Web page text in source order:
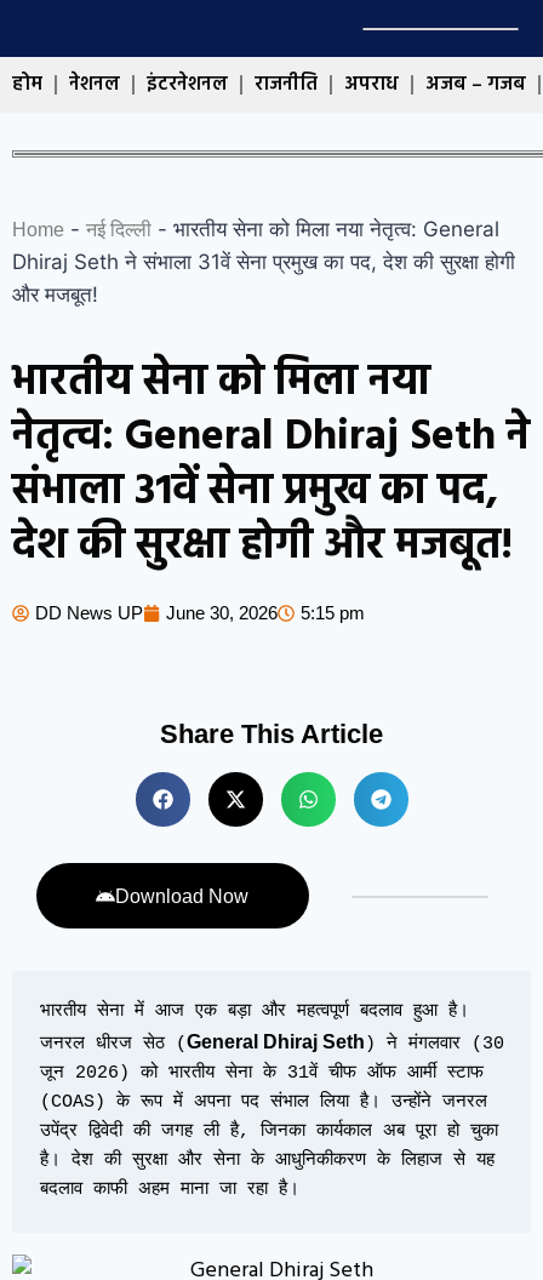
होम नेशनल इंटरनेशनल राजनीति अपराध अजब – गजब
Home - नई दिल्ली - भारतीय सेना को मिला नया नेतृत्व: General
Dhiraj Seth ने संभाला 31वें सेना प्रमुख का पद, देश की सुरक्षा होगी
और मजबूत!
भारतीय सेना को मिला नया
नेतृत्व: General Dhiraj Seth ने
संभाला 31वें सेना प्रमुख का पद,
देश की सुरक्षा होगी और मजबूत!
DD News UP June 30, 2026 5:15 pm
Share This Article
Download Now
भारतीय सेना में आज एक बड़ा और महत्वपूर्ण बदलाव हुआ है।
जनरल धीरज सेठ (General Dhiraj Seth ) ने मंगलवार (30
जून 2026) को भारतीय सेना के 31वें चीफ ऑफ आर्मी स्टाफ
(COAS) के रूप में अपना पद संभाल लिया है। उन्होंने जनरल
उपेंद्र द्विवेदी की जगह ली है, जिनका कार्यकाल अब पूरा हो चुका
है। देश की सुरक्षा और सेना के आधुनिकीकरण के लिहाज से यह
बदलाव काफी अहम माना जा रहा है।